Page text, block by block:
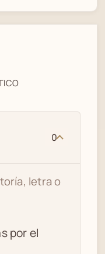
0
letra o
por el